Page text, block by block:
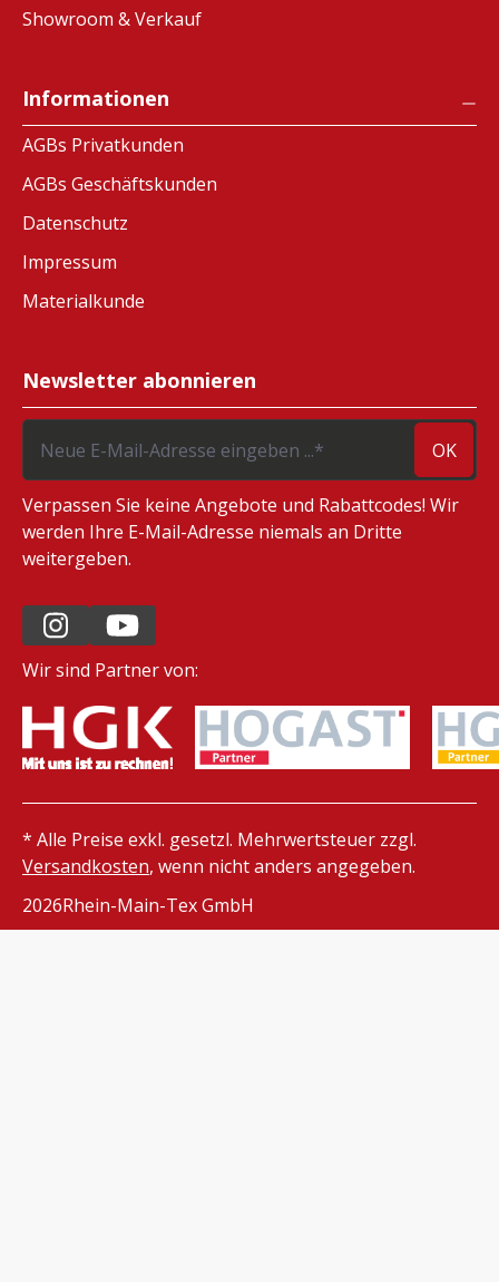
Showroom & Verkauf
Informationen
AGBs Privatkunden
AGBs Geschäftskunden
Datenschutz
Impressum
Materialkunde
Newsletter abonnieren
OK
Verpassen Sie keine Angebote und Rabattcodes! Wir
werden Ihre E-Mail-Adresse niemals an Dritte
weitergeben.
Wir sind Partner von:
* Alle Preise exkl. gesetzl. Mehrwertsteuer zzgl.
Versandkosten, wenn nicht anders angegeben.
2026Rhein-Main-Tex GmbH